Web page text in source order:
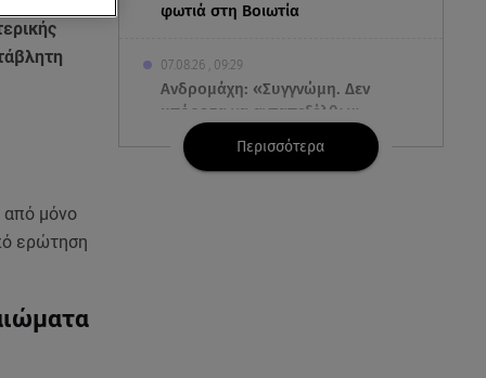
φωτιά στη Βοιωτία
07.08.26 , 09:29
Ανδρομάχη: «Συγγνώμη. Δεν
μπόρεσα να ανταπεξέλθω»
07.08.26 , 09:23
Περισσότερα
από μόνο
ερώτηση